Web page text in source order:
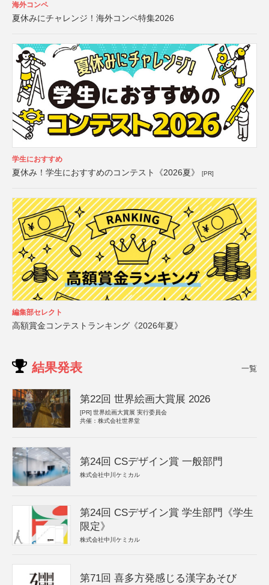
海外コンペ
夏休みにチャレンジ！海外コンペ特集2026
学生におすすめ
夏休み！学生におすすめのコンテスト《2026夏》 [PR]
編集部セレクト
高額賞金コンテストランキング《2026年夏》
結果発表 一覧
第22回 世界絵画大賞展 2026
[PR] 世界絵画大賞展 実行委員会
共催：株式会社世界堂
第24回 CSデザイン賞 一般部門
株式会社中川ケミカル
第24回 CSデザイン賞 学生部門《学生
限定》
株式会社中川ケミカル
第71回 喜多方発感じる漢字あそび